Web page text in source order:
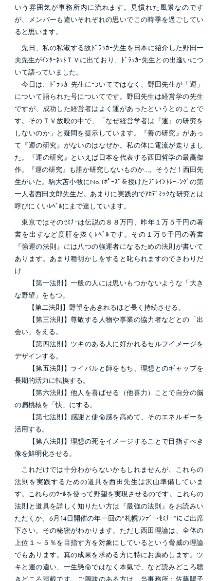
いう雰囲気が事務所内に流れます。見慣れた風景なのです
が、メンバーも違いそれぞれの思いでこの時季を過ごしてい
ると思います。
先日、私の私淑する故ﾄﾞﾗｯｶｰ先生を日本に紹介した野田一
夫先生がｲﾝﾀｰﾈｯﾄＴＶに出ており、ﾄﾞﾗｯｶｰ先生との出逢いにつ
いて語っていました。
今日は、ﾄﾞﾗｯｶｰ先生についてではなく、野田先生が「運」
について語られた号についてです。野田先生は経営学の先生
ですが、成功した経営者はよく運があったというとのことで
す。そのＴＶ放映の中で、「なぜ経営学者は『運』の研究を
しないのか」と疑問を提示しています。『善の研究』があっ
て『運の研究』がないのはなぜか。私の体に電流が走りまし
た。『運の研究』といえば日本を代表する西田哲学の最高傑
作。『運の研究』も誰か研究しないものか…。そうだ！西田先
生がいた。駒大苫小牧にNo.1ﾎﾟｰｽﾞを授けたﾌﾞﾚｲﾝﾄﾚｰﾆﾝｸﾞの第
一人者西田文郎先生だ。あまりに実践的でｱｶﾃﾞﾐｯｸな研究とは
呼びにくいﾚﾍﾞﾙにまで達しています。
東京ではそのｾﾐﾅｰは伝説の８８万円、昨年１万５千円の著
書を出すなど度肝を抜くﾚﾍﾞﾙです。その１万５千円の著書
『強運の法則』には八つの強運者になるための法則が書いて
あります。あまり種明かしをすると叱られますのでさわりだ
け…
【第一法則】一般の人には思いもつかないような「大き
な野望」をもつ。
【第二法則】野望をあきれるほど長く持続させる。
【第三法則】尊敬する人物や事業の協力者などとの「出
会い」をえる。
【第四法則】ツキのある人に好かれるセルフイメージを
デザインする。
【第五法則】ライバルと師をもち、理想とのギャップを
長期的活力に転換する。
【第六法則】他人を喜ばせる（他喜力）ことで自分の脳
の扁桃核を「快」にする。
【第七法則】感謝と使命感を高めて、そのエネルギーを
活用する。
【第八法則】理想の死をイメージすることで目指すべき
像を鮮明化させる。
これだけでは十分わからないかもしれませんが、これらの
法則を実践するための道具を西田先生は沢山準備していま
す。これらのﾂｰﾙを使って野望を実現させるのです。これらの
法則と道具を詳しく知りたい方は『最強の法則』をお読みい
ただくか、6月14日開催の年一回の”札幌ﾜﾝﾃﾞｰ･ｾﾐﾅｰ“にご出席
下さい。その秘密がわかります。ただし西田理論は、全体の
上位１～５％を目指す方を対象にしているという脅威の理論
でもあります。真の成果を求める方に特にお薦めします。ツ
キと運の違い、一生懸命ではなく本氣で、など読みどころ聴
きどころ満載です。ご興味のある方は、当事務所：佐藤陽子